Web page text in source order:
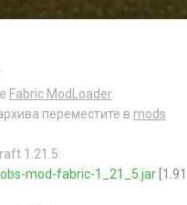
Fabric ModLoader
переместите в mods
1.21.5:
mod-fabric-1_21_5.jar